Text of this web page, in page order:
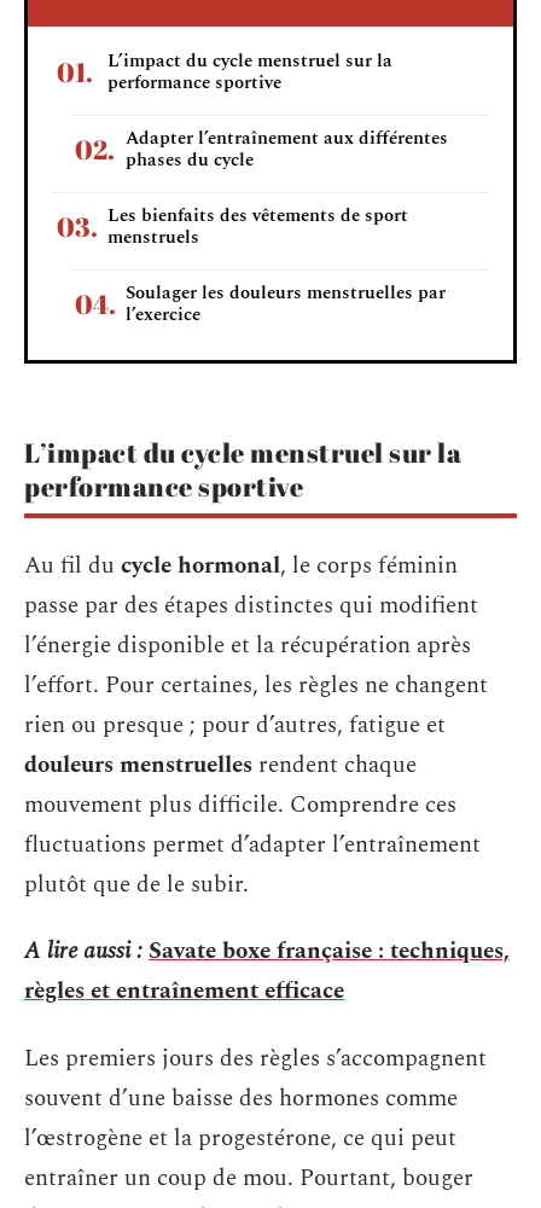
L’impact du cycle menstruel sur la
performance sportive
Adapter l’entraînement aux différentes
phases du cycle
Les bienfaits des vêtements de sport
menstruels
Soulager les douleurs menstruelles par
l’exercice
L’impact du cycle menstruel sur la
performance sportive
Au fil du cycle hormonal, le corps féminin
passe par des étapes distinctes qui modifient
l’énergie disponible et la récupération après
l’effort. Pour certaines, les règles ne changent
rien ou presque ; pour d’autres, fatigue et
douleurs menstruelles rendent chaque
mouvement plus difficile. Comprendre ces
fluctuations permet d’adapter l’entraînement
plutôt que de le subir.
A lire aussi :Savate boxe française : techniques,
règles et entraînement efficace
Les premiers jours des règles s’accompagnent
souvent d’une baisse des hormones comme
l’œstrogène et la progestérone, ce qui peut
entraîner un coup de mou. Pourtant, bouger